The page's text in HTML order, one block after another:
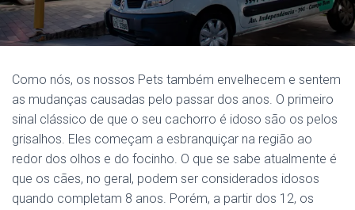
R
N
A
E
A
Ç
Como nós, os nossos Pets também envelhecem e sentem
as mudanças causadas pelo passar dos anos. O primeiro
sinal clássico de que o seu cachorro é idoso são os pelos
grisalhos. Eles começam a esbranquiçar na região ao
redor dos olhos e do focinho. O que se sabe atualmente é
que os cães, no geral, podem ser considerados idosos
quando completam 8 anos. Porém, a partir dos 12, os